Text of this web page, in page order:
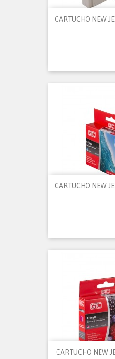
CARTUCHO NEW
CARTUCHO NEW
CARTUCHO NEW